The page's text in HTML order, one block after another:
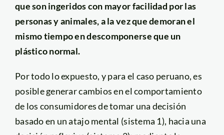
que son ingeridos con mayor facilidad por las
personas y animales, a la vez que demoran el
mismo tiempo en descomponerse que un
plástico normal.
Por todo lo expuesto, y para el caso peruano, es
posible generar cambios en el comportamiento
de los consumidores de tomar una decisión
basado en un atajo mental (sistema 1), hacia una